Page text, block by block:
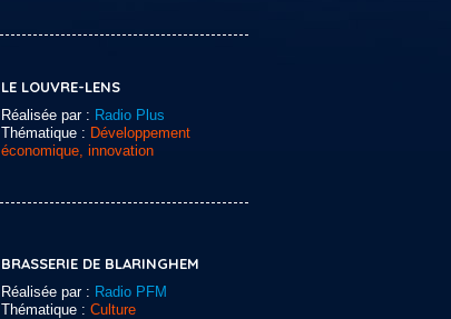
LE LOUVRE-LENS
Réalisée par : Radio Plus
Thématique : Développement
économique, innovation
BRASSERIE DE BLARINGHEM
Réalisée par : Radio PFM
Thématique : Culture